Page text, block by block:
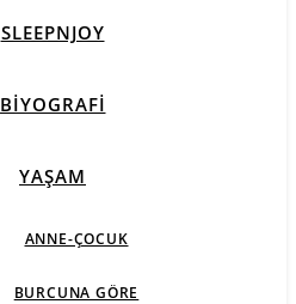
SLEEPNJOY
BIYOGRAFI
YAŞAM
ANNE-ÇOCUK
BURCUNA GÖRE